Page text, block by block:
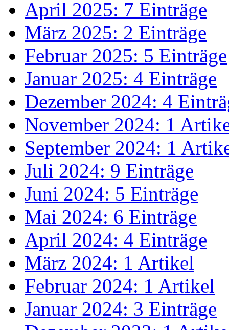
April 2025: 7 Einträge
März 2025: 2 Einträge
Februar 2025: 5 Einträge
Januar 2025: 4 Einträge
Dezember 2024: 4
November 2024: 1
September 2024: 1
Juli 2024: 9 Einträge
Juni 2024: 5 Einträge
Mai 2024: 6 Einträge
April 2024: 4 Einträge
März 2024: 1 Artikel
Februar 2024: 1 Artikel
Januar 2024: 3 Einträge